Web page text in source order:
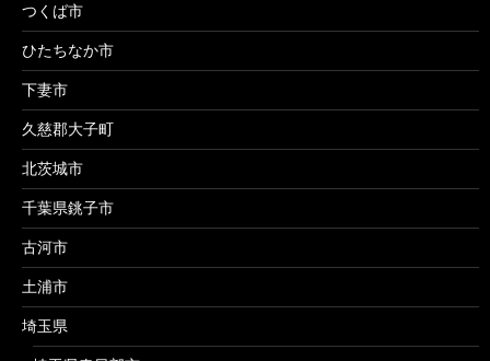
つくば市
ひたちなか市
下妻市
久慈郡大子町
北茨城市
千葉県銚子市
古河市
土浦市
埼玉県